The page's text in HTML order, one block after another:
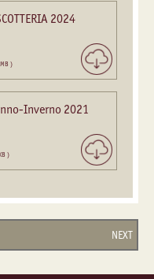
2024
)
Inverno 2021
)
NEXT